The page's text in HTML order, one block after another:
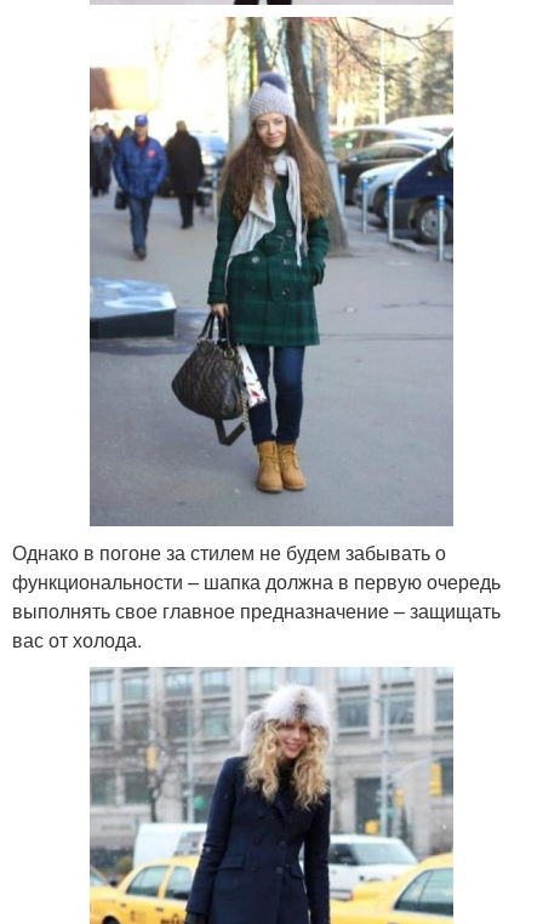
Однако в погоне за стилем не будем забывать о
функциональности – шапка должна в первую очередь
выполнять свое главное предназначение – защищать
вас от холода.